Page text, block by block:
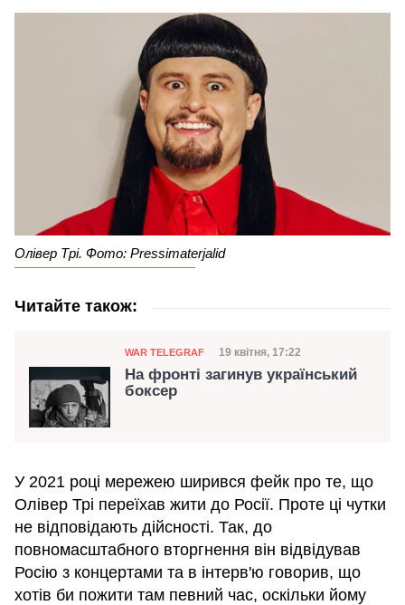
Олівер Трі. Фото: Pressimaterjalid
Читайте також:
Категорія
WAR TELEGRAF Дата публікації
19 квітня, 17:22
На фронті загинув український
боксер
У 2021 році мережею ширився фейк про те, що
Олівер Трі переїхав жити до Росії. Проте ці чутки
не відповідають дійсності. Так, до
повномасштабного вторгнення він відвідував
Росію з концертами та в інтерв'ю говорив, що
хотів би пожити там певний час, оскільки йому